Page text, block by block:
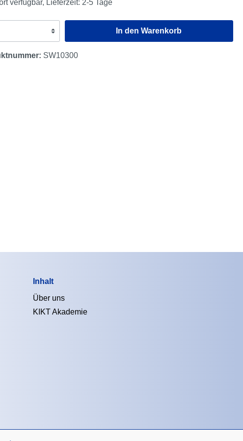
verfügbar, Lieferzeit: 2-5 Tage
In den Warenkorb
SW10300
Inhalt
Über uns
KIKT Akademie